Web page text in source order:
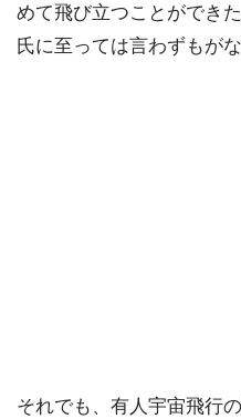
めて飛び立つことができ
氏に至っては言わずもがな
それでも、有人宇宙飛行